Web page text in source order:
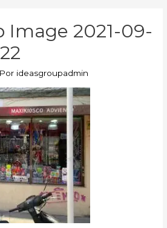
Image 2021-09-
ideasgroupadmin